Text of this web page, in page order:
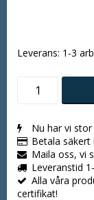
Leverans: 1-3
Nu har vi stor
Betala säkert
Maila oss, vi
Leveranstid
Alla våra
certifikat!